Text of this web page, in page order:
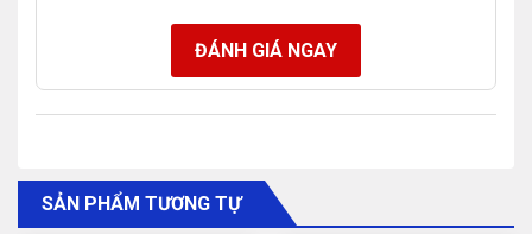
ĐÁNH GIÁ NGAY
SẢN PHẨM TƯƠNG TỰ